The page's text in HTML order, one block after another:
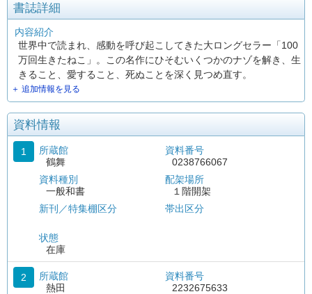
書誌詳細
内容紹介
世界中で読まれ、感動を呼び起こしてきた大ロングセラー「100
万回生きたねこ」。この名作にひそむいくつかのナゾを解き、生
きること、愛すること、死ぬことを深く見つめ直す。
＋ 追加情報を見る
資料情報
1
所蔵館
鶴舞
資料種別
一般和書
新刊／特集棚区分
状態
在庫
資料番号
0238766067
配架場所
１階開架
帯出区分
2
所蔵館
熱田
資料番号
2232675633